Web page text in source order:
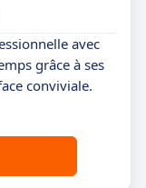
avec
grâce à ses
conviviale.